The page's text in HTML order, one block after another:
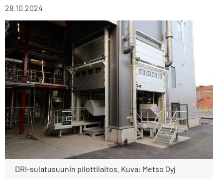
28.10.2024
DRI-sulatusuunin pilottilaitos. Kuva: Metso Oyj